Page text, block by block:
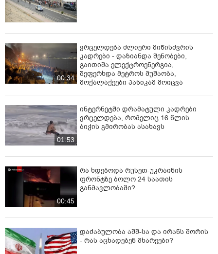
00:34
ვრცელდება ძლიერი მიწისძვრის
კადრები - დაზიანდა შენობები,
გაითიშა ელექტროენერგია,
შეფერხდა მეტროს მუშაობა,
მოქალაქეები პანიკამ მოიცვა
01:53
ინ­ტერ­ნეტ­ში დრა­მა­ტუ­ლი კად­რე­ბი
ვრცელდება, რომელიც 16 წლის
ბიჭის გმირობას ასახავს
00:45
რა ხდებოდა რუსეთ-უკრაინის
ფრონტზე ბოლო 24 საათის
განმავლობაში?
დაძაბულობა აშშ-სა და ირანს შორის
- რას აცხადებენ მხარეები?